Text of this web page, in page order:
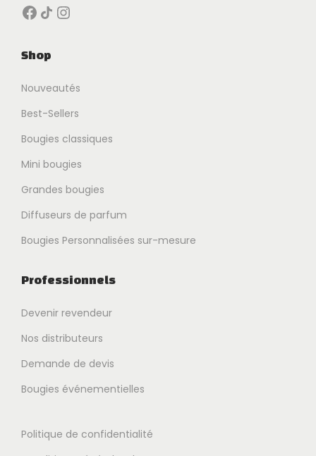
Facebook Icône de partage Instagram
Shop
Nouveautés
Best-Sellers
Bougies classiques
Mini bougies
Grandes bougies
Diffuseurs de parfum
Bougies Personnalisées sur-mesure
Professionnels
Devenir revendeur
Nos distributeurs
Demande de devis
Bougies événementielles
Politique de confidentialité